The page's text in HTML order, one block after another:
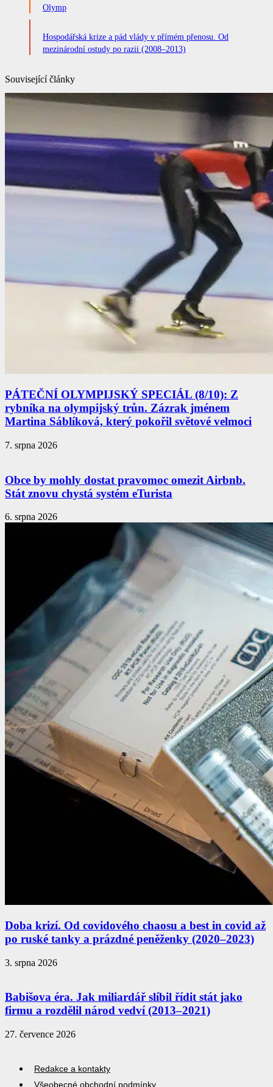
Olymp
Hospodářská krize a pád vlády v přímém přenosu. Od
mezinárodní ostudy po razii (2008–2013)
Související články
PÁTEČNÍ OLYMPIJSKÝ SPECIÁL (8/10): Z
rybníka na olympijský trůn. Zázrak jménem
Martina Sáblíková, který pokořil světové velmoci
7. srpna 2026
Obce by mohly dostat pravomoc omezit Airbnb.
Stát znovu chystá systém eTurista
6. srpna 2026
Doba krizí. Od covidového chaosu a best in covid až
po ruské tanky a prázdné peněženky (2020–2023)
3. srpna 2026
Babišova éra. Jak miliardář slíbil řídit stát jako
firmu a rozdělil národ vedví (2013–2021)
27. července 2026
Redakce a kontakty
Všeobecné obchodní podmínky